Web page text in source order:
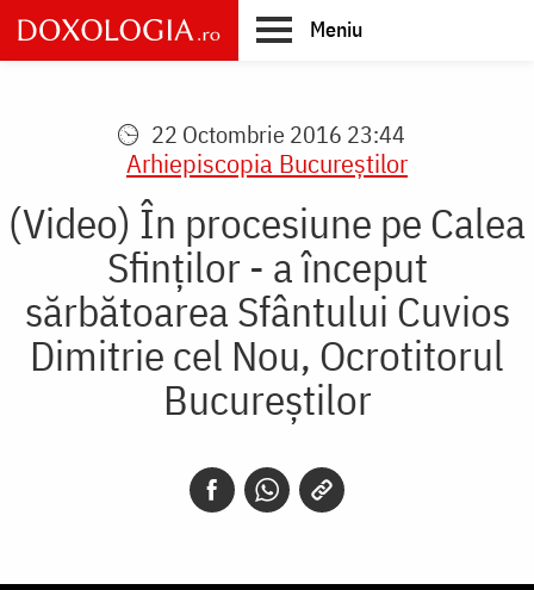
Skip
to
main
Meniu
22 Octombrie 2016 23:44
Arhiepiscopia Bucureştilor
(Video) În procesiune pe Calea
Sfinților - a început
sărbătoarea Sfântului Cuvios
Dimitrie cel Nou, Ocrotitorul
Bucureștilor